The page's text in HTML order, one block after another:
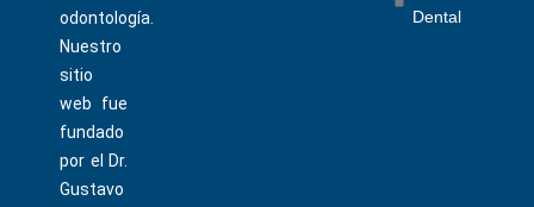
odontología.
Nuestro
sitio
web fue
fundado
por el Dr.
Gustavo
Dental